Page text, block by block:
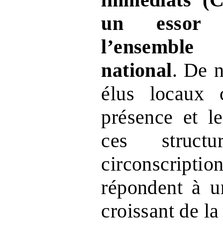
un essor
national. De
élus locaux
présence et
ces
répondent à
croissant de